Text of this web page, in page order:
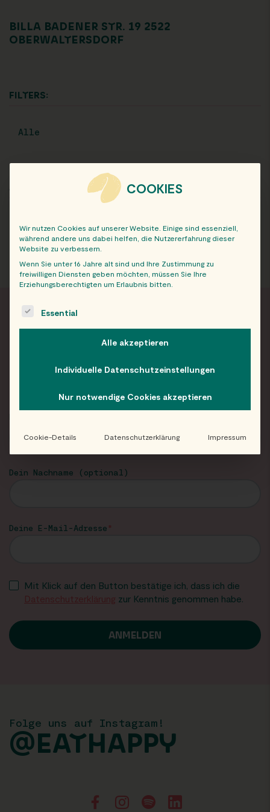
BILLA BADENER STR. 19 2522
OBERWALTERSDORF
FILTERS:
Alle
ARCHIV
FRISCH INFORMIERT
Dein Nachname (optional)
Deine E-Mail-Adresse
Mit Klick auf den Button bestätige ich, dass ich die
Datenschutzerklärung zur Kenntnis genommen habe.
Folge uns auf Instagram!
@EATHAPPY
COOKIES
Wir nutzen Cookies auf unserer Website. Einige sind essenziell,
während andere uns dabei helfen, die Nutzererfahrung dieser
Website zu verbessern.
Wenn Sie unter 16 Jahre alt sind und Ihre Zustimmung zu
freiwilligen Diensten geben möchten, müssen Sie Ihre
Erziehungsberechtigten um Erlaubnis bitten.
The following is a list of service groups for which consent
Essential
Alle akzeptieren
Individuelle Datenschutzeinstellungen
Nur notwendige Cookies akzeptieren
Cookie-Details Datenschutzerklärung Impressum